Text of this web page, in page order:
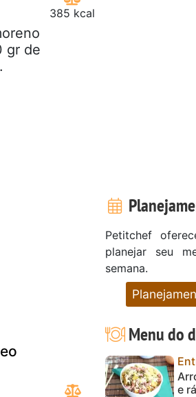
385 kcal
gr de
Petitchef
planejar seu
semana.
Menu do
e